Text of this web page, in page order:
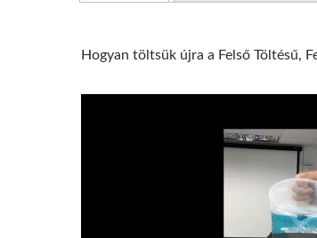
Hogyan töltsük újra a Felső Töltésű,